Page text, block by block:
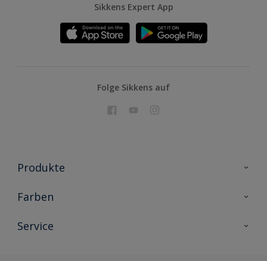
Sikkens Expert App
Folge Sikkens auf
Produkte
Holzschutz
Metallschutz
Farben
Farbkollektionen
Service